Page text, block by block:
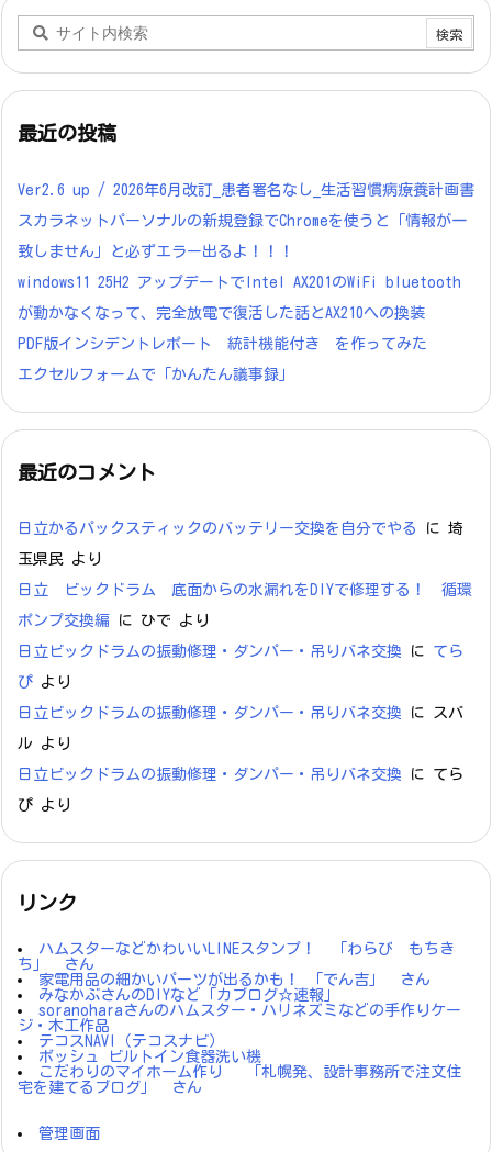
最近の投稿
Ver2.6 up / 2026年6月改訂_患者署名なし_生活習慣病療養計画書
スカラネットパーソナルの新規登録でChromeを使うと「情報が一
致しません」と必ずエラー出るよ！！！
windows11 25H2 アップデートでIntel AX201のWiFi bluetooth
が動かなくなって、完全放電で復活した話とAX210への換装
PDF版インシデントレポート 統計機能付き を作ってみた
エクセルフォームで「かんたん議事録」
最近のコメント
日立かるパックスティックのバッテリー交換を自分でやる に 埼
玉県民 より
日立 ビックドラム 底面からの水漏れをDIYで修理する！ 循環
ポンプ交換編 に ひで より
日立ビックドラムの振動修理・ダンパー・吊りバネ交換 に てら
ぴ より
日立ビックドラムの振動修理・ダンパー・吊りバネ交換 に
スバ
ル より
日立ビックドラムの振動修理・ダンパー・吊りバネ交換 に てら
ぴ より
リンク
ハムスターなどかわいいLINEスタンプ！ 「わらび もちき
ち」 さん
家電用品の細かいパーツが出るかも！ 「でん吉」 さん
みなかぶさんのDIYなど「カブログ☆速報」
soranoharaさんのハムスター・ハリネズミなどの手作りケー
ジ・木工作品
テコスNAVI（テコスナビ）
ボッシュ ビルトイン食器洗い機
こだわりのマイホーム作り 「札幌発、設計事務所で注文住
宅を建てるブログ」 さん
管理画面